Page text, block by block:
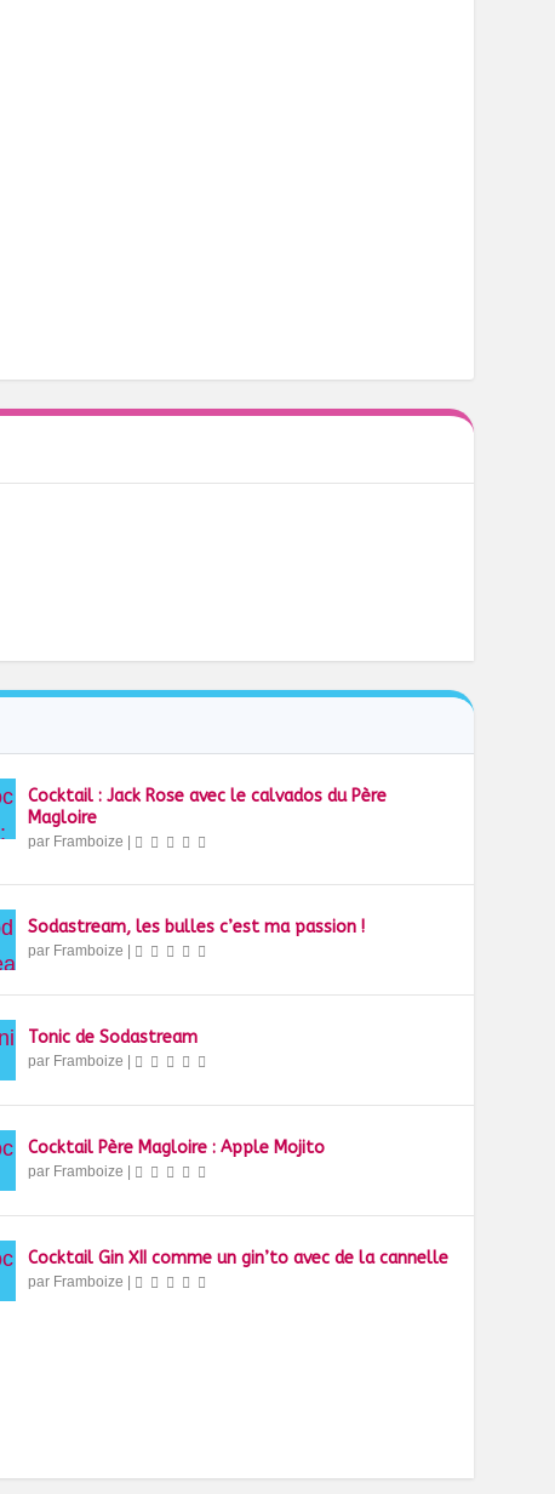
Cocktail : Jack Rose avec le calvados du Père
Magloire
par Framboize
Sodastream, les bulles c’est ma passion !
par Framboize
Tonic de Sodastream
par Framboize
Cocktail Père Magloire : Apple Mojito
par Framboize
Cocktail Gin XII comme un gin’to avec de la cannelle
par Framboize